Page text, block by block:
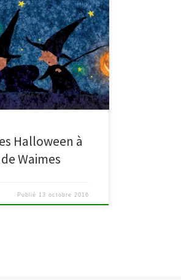
28 octobre, à 19
de Waimes C’est bientôt
que la nuit grignote le
rues, que l’hiver
effrayante se prépare.
du […]
Halloween à
Waimes
Publié 13 octobre 2016